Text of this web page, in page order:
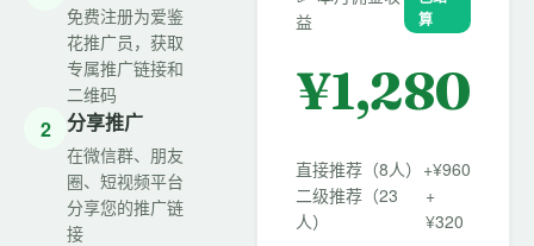
免费注册为爱鉴
花推广员，获取
专属推广链接和
二维码
2 分享推广
在微信群、朋友
圈、短视频平台
分享您的推广链
接
益
算
¥1,280
直接推荐（8人） +¥960
二级推荐（23
人）
+
¥320